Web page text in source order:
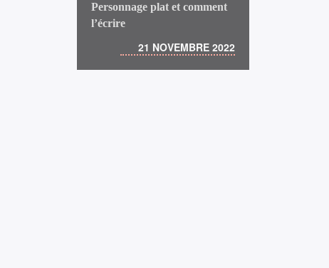
Personnage plat et comment
l’écrire
21 NOVEMBRE 2022